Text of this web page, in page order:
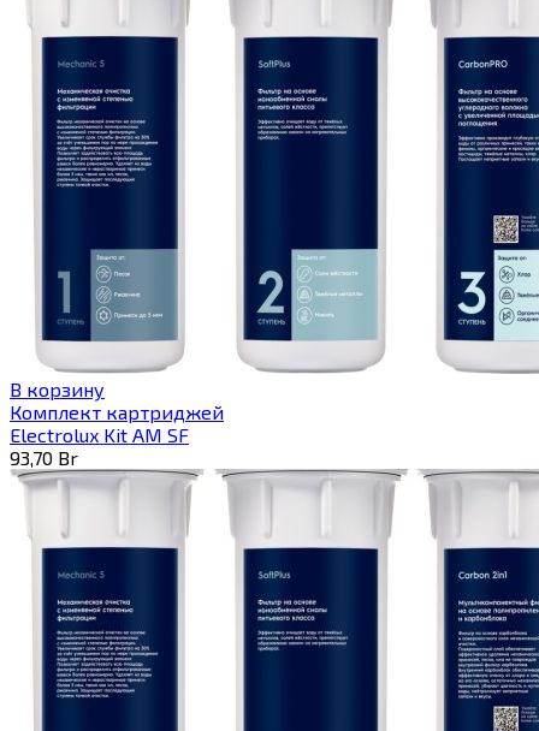
В корзину
Комплект картриджей
Electrolux Kit AM SF
93,70 Br